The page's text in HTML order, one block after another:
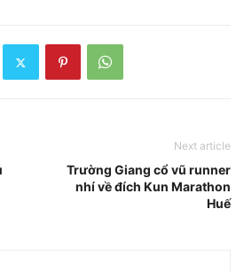
Next article
Trường Giang cổ vũ runner
nhí về đích Kun Marathon
Huế